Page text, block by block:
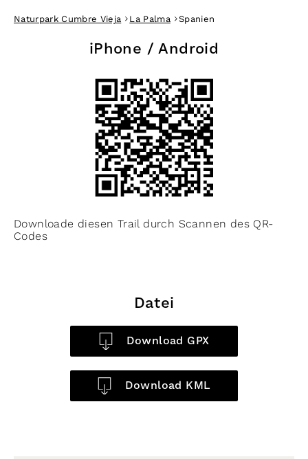
Naturpark Cumbre Vieja La Palma Spanien
iPhone / Android
Downloade diesen Trail durch Scannen des QR-
Codes
Datei
Download GPX
Download KML